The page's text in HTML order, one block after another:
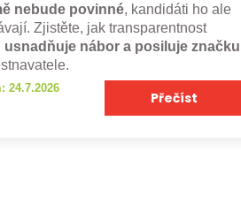
nebude povinné, kandidáti ho ale
Zjistěte, jak transparentnost
usnadňuje nábor a posiluje značku
24.7.2026
Přečíst